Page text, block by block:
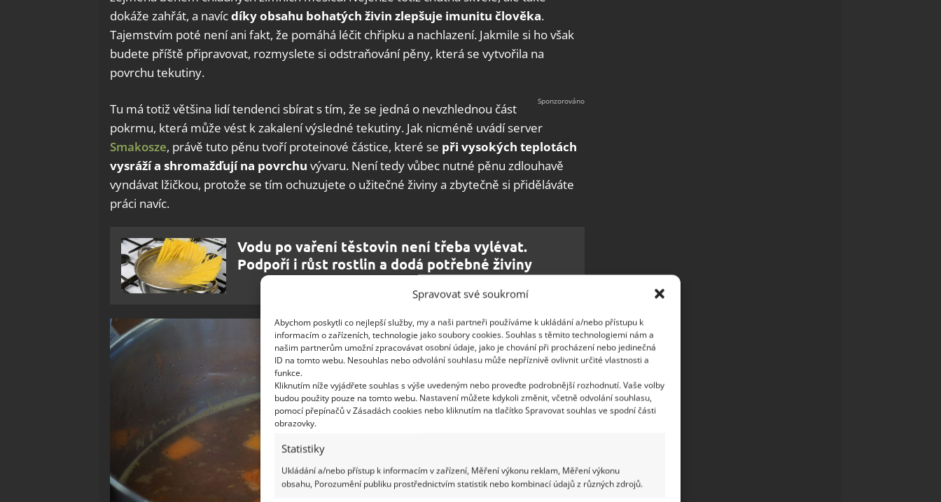
Spravovat své soukromí
Abychom poskytli co nejlepší služby, my a naši partneři používáme k ukládání a/nebo přístupu k
informacím o zařízeních, technologie jako soubory cookies. Souhlas s těmito technologiemi nám a
našim partnerům umožní zpracovávat osobní údaje, jako je chování při procházení nebo jedinečná
ID na tomto webu. Nesouhlas nebo odvolání souhlasu může nepříznivě ovlivnit určité vlastnosti a
funkce.
Kliknutím níže vyjádřete souhlas s výše uvedeným nebo proveďte podrobnější rozhodnutí. Vaše volby
budou použity pouze na tomto webu. Nastavení můžete kdykoli změnit, včetně odvolání souhlasu,
pomocí přepínačů v Zásadách cookies nebo kliknutím na tlačítko Spravovat souhlas ve spodní části
obrazovky.
Statistiky
Ukládání a/nebo přístup k informacím v zařízení, Měření výkonu reklam, Měření výkonu
obsahu, Porozumění publiku prostřednictvím statistik nebo kombinací údajů z různých zdrojů.
dokáže zahřát, a navícdíky obsahu bohatých živin zlepšuje imunitu člověka.
Tajemstvím poté není ani fakt, že pomáhá léčit chřipku a nachlazení. Jakmile si ho však
budete příště připravovat, rozmyslete si odstraňování pěny, která se vytvořila na
povrchu tekutiny.
Tu má totiž většina lidí tendenci sbírat s tím, že se jedná o nevzhlednou část
pokrmu, která může vést k zakalení výsledné tekutiny. Jak nicméně uvádí server
Smakosze, právě tuto pěnu tvoří proteinové částice, které se při vysokých teplotách
vysráží a shromažďují na povrchu vývaru. Není tedy vůbec nutné pěnu zdlouhavě
vyndávat lžičkou, protože se tím ochuzujete o užitečné živiny a zbytečně si přiděláváte
práci navíc.
Vodu po vaření těstovin není třeba vylévat.
Podpoří i růst rostlin a dodá potřebné živiny